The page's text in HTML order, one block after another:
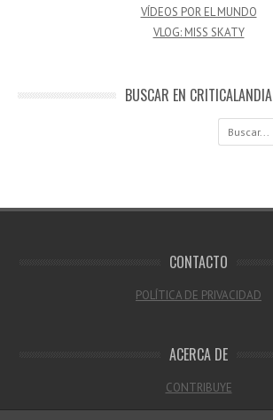
VÍDEOS POR EL MUNDO
VLOG: MISS SKATY
BUSCAR EN CRITICALANDIA
Buscar
CONTACTO
POLÍTICA DE PRIVACIDAD
ACERCA DE
CONTRIBUYE